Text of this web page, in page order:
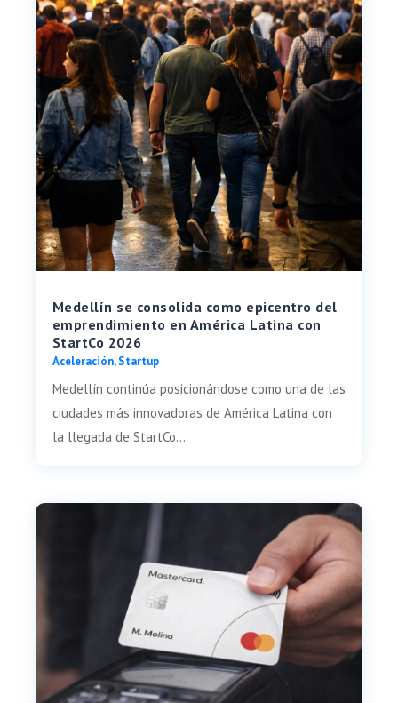
Medellín se consolida como epicentro del
emprendimiento en América Latina con
StartCo 2026
Aceleración,Startup
Medellín continúa posicionándose como una de las
ciudades más innovadoras de América Latina con
la llegada de StartCo...